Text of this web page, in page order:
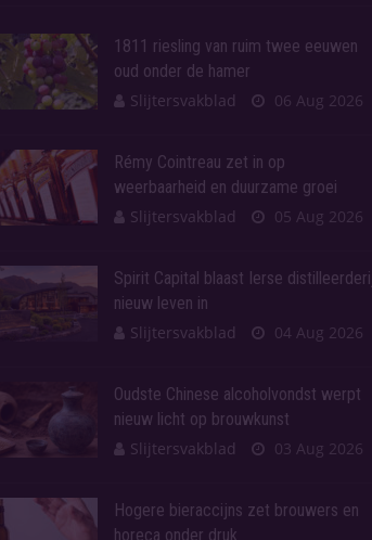
1811 riesling van ruim twee eeuwen
oud onder de hamer
Slijtersvakblad
06 Aug 2026
Rémy Cointreau zet in op
weerbaarheid en duurzame groei
Slijtersvakblad
05 Aug 2026
Spirit Capital blaast Ierse
nieuw leven in
Slijtersvakblad
04 Aug 2026
Oudste Chinese alcoholvondst werpt
nieuw licht op brouwkunst
Slijtersvakblad
03 Aug 2026
Hogere bieraccijns zet brouwers en
horeca onder druk